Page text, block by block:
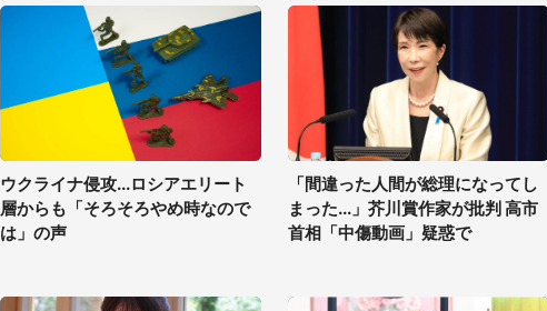
ウクライナ侵攻...ロシアエリート
層からも「そろそろやめ時なので
は」の声
「間違った人間が総理になってし
まった...」芥川賞作家が批判 高市
首相「中傷動画」疑惑で